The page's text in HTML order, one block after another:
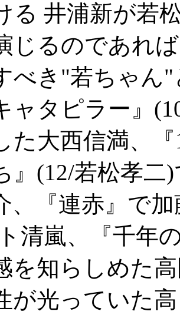
る 井浦新が若
じるのであれ
べき"若ちゃん
ャタピラー』
た大西信満、
』(12/若松孝二
、『連赤』で
清嵐、『千年
を知らしめた
が光っていた